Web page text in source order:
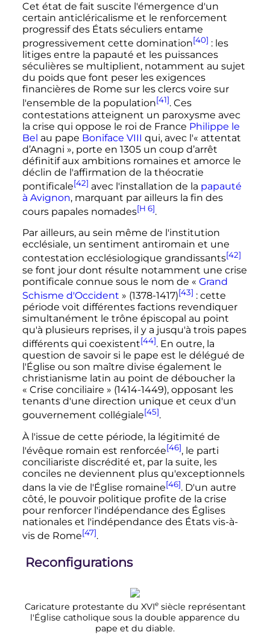
Cet état de fait suscite l'émergence d'un
certain anticléricalisme et le renforcement
progressif des États séculiers entame
progressivement cette domination[40] : les
litiges entre la papauté et les puissances
séculières se multiplient, notamment au sujet
du poids que font peser les exigences
financières de Rome sur les clercs voire sur
l'ensemble de la population[41]. Ces
contestations atteignent un paroxysme avec
la crise qui oppose le roi de France Philippe le
Bel au pape Boniface VIII qui, avec l'« attentat
d’Anagni », porte en 1305 un coup d’arrêt
définitif aux ambitions romaines et amorce le
déclin de l'affirmation de la théocratie
pontificale[42] avec l'installation de la papauté
à Avignon, marquant par ailleurs la fin des
cours papales nomades[H 6].
Par ailleurs, au sein même de l'institution
ecclésiale, un sentiment antiromain et une
contestation ecclésiologique grandissants[42]
se font jour dont résulte notamment une crise
pontificale connue sous le nom de « Grand
Schisme d'Occident » (1378-1417)[43] : cette
période voit différentes factions revendiquer
simultanément le trône épiscopal au point
qu'à plusieurs reprises, il y a jusqu'à trois papes
différents qui coexistent[44]. En outre, la
question de savoir si le pape est le délégué de
l'Église ou son maître divise également le
christianisme latin au point de déboucher la
« Crise conciliaire » (1414-1449), opposant les
tenants d'une direction unique et ceux d'un
gouvernement collégiale[45].
À l'issue de cette période, la légitimité de
l'évêque romain est renforcée[46], le parti
conciliariste discrédité et, par la suite, les
conciles ne deviennent plus qu'exceptionnels
dans la vie de l'Église romaine[46]. D'un autre
côté, le pouvoir politique profite de la crise
pour renforcer l'indépendance des Églises
nationales et l'indépendance des États vis-à-
vis de Rome[47].
Reconfigurations
Caricature protestante du XVIe siècle représentant
l'Église catholique sous la double apparence du
pape et du diable.